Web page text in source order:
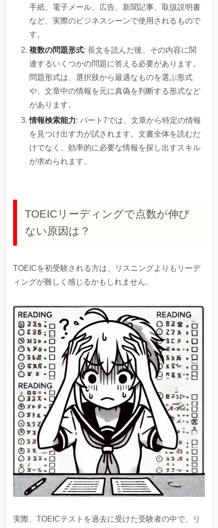
手紙、電子メール、広告、新聞記事、取扱説明書
など、実際のビジネスシーンで使用されるもので
す。
複数の問題形式: 長文を読んだ後、その内容に関
連するいくつかの問題に答える必要があります。
問題形式は、選択肢から最適なものを選ぶ形式
や、文章中の情報を元に真偽を判断する形式など
があります。
情報検索能力: パート7では、文章から特定の情報
を見つけ出す力が試されます。文書全体を読むだ
けでなく、効率的に必要な情報を探し出すスキル
が求められます。
TOEICリーディングで点数が伸び
ない原因は？
TOEICを初受験される方は、リスニングよりもリーデ
ィングが難しく感じるかもしれません。
実際、TOEICテストを過去に受けた受験者の中で、リ